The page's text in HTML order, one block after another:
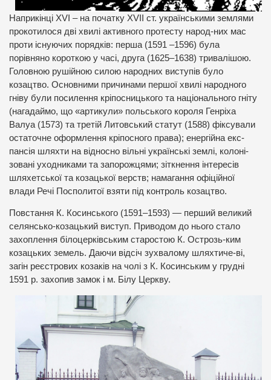
Наприкінці XVI – на початку XVII ст. українськими землями
прокотилося дві хвилі активного протесту народ-них мас
проти існуючих порядків: перша (1591 –1596) була
порівняно короткою у часі, друга (1625–1638) тривалішою.
Головною рушійною силою народних виступів було
козацтво. Основними причинами першої хвилі народного
гніву були посилення кріпосницького та національного гніту
(нагадаймо, що «артикули» польського короля Генріха
Валуа (1573) та третій Литовський статут (1588) фіксували
остаточне оформлення кріпосного права); енергійна екс-
пансія шляхти на відносно вільні українські землі, колоні-
зовані уходниками та запорожцями; зіткнення інтересів
шляхетської та козацької верств; намагання офіційної
влади Речі Посполитої взяти під контроль козацтво.
Повстання К. Косинського (1591–1593) — перший великий
селянсько-козацький виступ. Приводом до нього стало
захоплення білоцерківським старостою К. Острозь-ким
козацьких земель. Даючи відсіч зухвалому шляхтиче-ві,
загін реєстрових козаків на чолі з К. Косинським у грудні
1591 р. захопив замок і м. Білу Церкву.